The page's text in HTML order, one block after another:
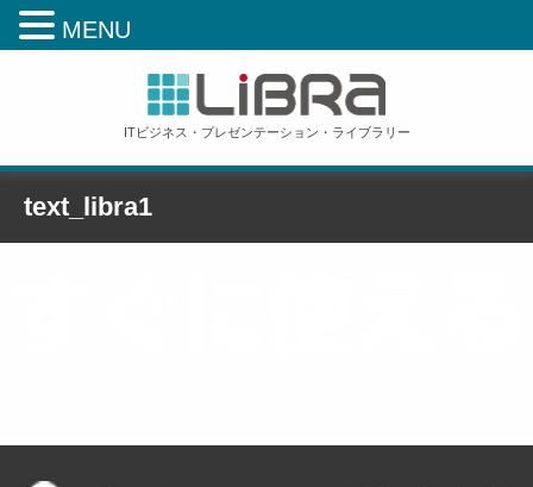
ITビジネス・プレゼンテーション・ライブラリー
text_libra1
ホーム » ホーム » text_libra1
MENU